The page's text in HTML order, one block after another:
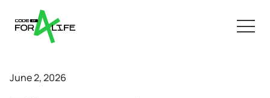
June 2, 2026